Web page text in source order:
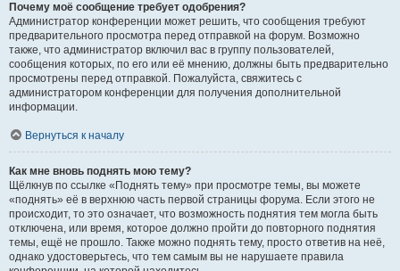
Почему моё сообщение требует одобрения?
Администратор конференции может решить, что сообщения требуют
предварительного просмотра перед отправкой на форум. Возможно
также, что администратор включил вас в группу пользователей,
сообщения которых, по его или её мнению, должны быть предварительно
просмотрены перед отправкой. Пожалуйста, свяжитесь с
администратором конференции для получения дополнительной
информации.
Вернуться к началу
Как мне вновь поднять мою тему?
Щёлкнув по ссылке «Поднять тему» при просмотре темы, вы можете
«поднять» её в верхнюю часть первой страницы форума. Если этого не
происходит, то это означает, что возможность поднятия тем могла быть
отключена, или время, которое должно пройти до повторного поднятия
темы, ещё не прошло. Также можно поднять тему, просто ответив на неё,
однако удостоверьтесь, что тем самым вы не нарушаете правила